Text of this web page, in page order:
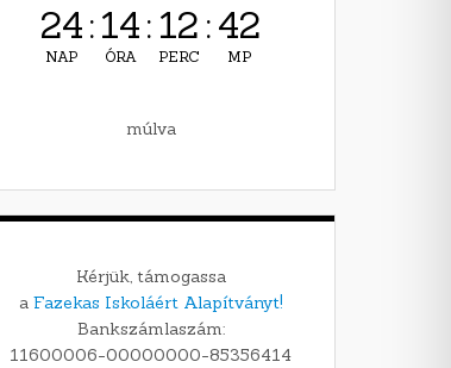
24
NAP
: 14
ÓRA
: 12
PERC
: 41
MP
múlva
Kérjük, támogassa
a Fazekas Iskoláért Alapítványt!
Bankszámlaszám:
11600006-00000000-85356414